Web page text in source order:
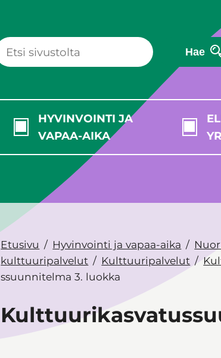
Hae
HYVINVOINTI JA
VAPAA-AIKA
Etusivu Hyvinvointi ja vapaa-aika
kulttuuripalvelut
Kulttuuripalvelut
ssuunnitelma 3. luokka